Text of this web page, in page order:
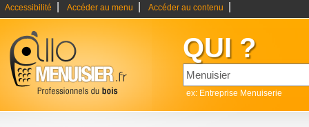
Accessibilité Accéder au menu Accéder au contenu
QUI ?
ex: Entreprise Menuiserie